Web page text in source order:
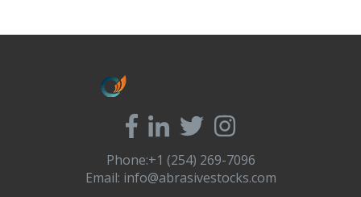
Phone:+1 (254) 269-7096
Email: info@abrasivestocks.com